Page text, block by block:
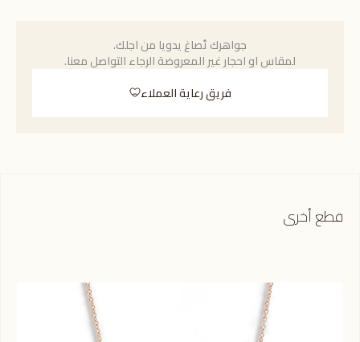
جواهرك تُصاغ يدويا من اجلك.
لمقاس او احجار غير المعروضة الرجاء التواصل معنا.
فريق رعاية العملاء
قطع أخرى